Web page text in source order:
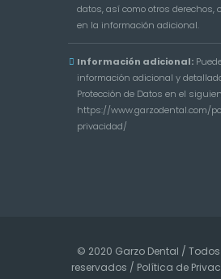
datos, así como otros derechos,
en la información adicional.
Información adicional:
información adicional y
Protección de Datos en el
https://www.garzodental.com/
privacidad/
© 2020 Garzo Dental /
reservados / Política de